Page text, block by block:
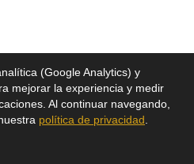
(Google Analytics) y
mejorar la experiencia y medir
Al continuar navegando,
política de privacidad